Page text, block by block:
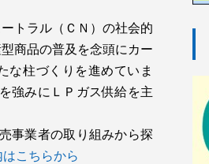
した。
と一昨年は行えなかっ
。
小学校では火を扱う機
実際にマッチを擦った
。
トラル（ＣＮ）の社会的
商品の普及を念頭にカー
な柱づくりを進めていま
強みにＬＰガス供給を主
事業者の取り組みから探
こちらから